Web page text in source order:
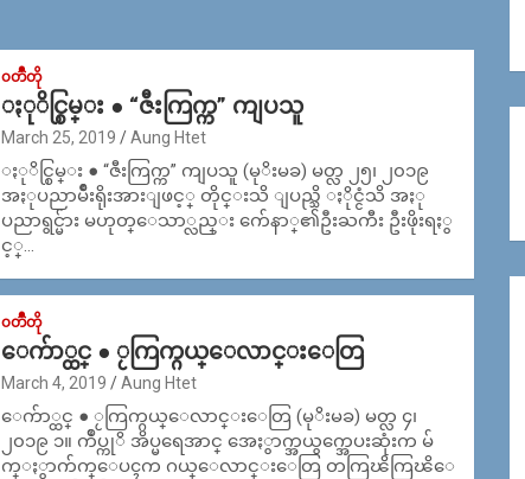
၀တၳဳတို
ႏုိင္စြမ္း ● “ဇီးကြက္က” ကျပသူ
March 25, 2019 Aung Htet
ႏုိင္စြမ္း ● “ဇီးကြက္က” ကျပသူ (မုိးမခ) မတ္လ ၂၅၊ ၂၀၁၉
အႏုပညာမ်ိဳးရိုးအားျဖင့္ တိုင္းသိ ျပည္သိ ႏိုင္ငံသိ အႏု
ပညာရွင္မ်ား မဟုတ္ေသာ္လည္း က်ေနာ္၏ဦးႀကီး ဦးဖိုးရႏွ
င့္…
၀တၳဳတို
ေက်ာ္ထင္ ● ႂကြက္ဂယ္ေလာင္းေတြ
March 4, 2019 Aung Htet
ေက်ာ္ထင္ ● ႂကြက္ဂယ္ေလာင္းေတြ (မုိးမခ) မတ္လ ၄၊
၂၀၁၉ ၁။ က်ဳပ္ကုိ အိပ္မရေအာင္ အေႏွာက္အယွက္အေပးဆုံးက မ်
က္ႏွာက်က္ေပၚက ဂယ္ေလာင္းေတြ တကြၽိကြၽိေ